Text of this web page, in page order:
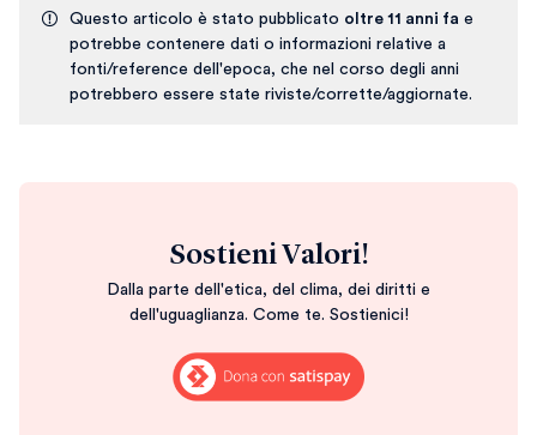
Questo articolo è stato pubblicato oltre 11 anni fa e
potrebbe contenere dati o informazioni relative a
fonti/reference dell'epoca, che nel corso degli anni
potrebbero essere state riviste/corrette/aggiornate.
Sostieni Valori!
Dalla parte dell'etica, del clima, dei diritti e
dell'uguaglianza. Come te. Sostienici!